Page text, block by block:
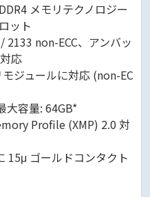
メモリテクノロジー
ット
2133 non-ECC、アンバッ
応
ジュールに対応 (non-EC
大容量: 64GB*
Profile (XMP) 2.0 対
15μ ゴールドコンタクト